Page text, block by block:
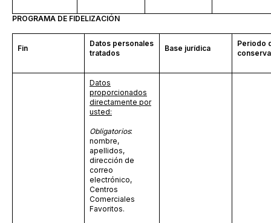
PROGRAMA DE FIDELIZACIÓN
Fin
Datos personales
tratados
Base jurídica
Periodo
Datos
proporcionados
directamente por
usted:
Obligatorios:
nombre,
apellidos,
dirección de
correo
electrónico,
Centros
Comerciales
Favoritos.